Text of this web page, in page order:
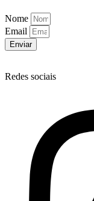
Nome
Email
Enviar
Redes sociais